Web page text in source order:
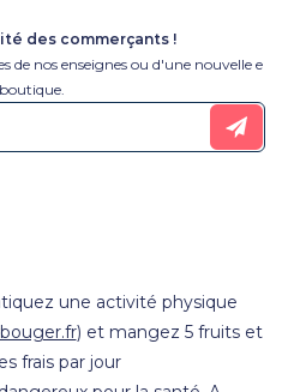
des commerçants !
de nos enseignes ou d'une nouvelle e
boutique.
une activité physique
) et mangez 5 fruits et
frais par jour